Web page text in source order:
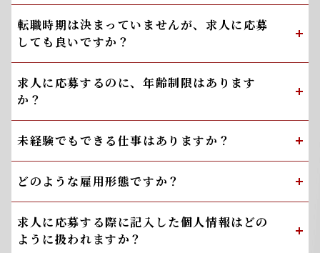
転職時期は決まっていませんが、求人に応募
しても良いですか？
求人に応募するのに、年齢制限はあります
か？
未経験でもできる仕事はありますか？
どのような雇用形態ですか？
求人に応募する際に記入した個人情報はどの
ように扱われますか？